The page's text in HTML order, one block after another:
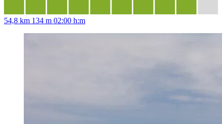
54,8 km 134 m 02:00 h:m